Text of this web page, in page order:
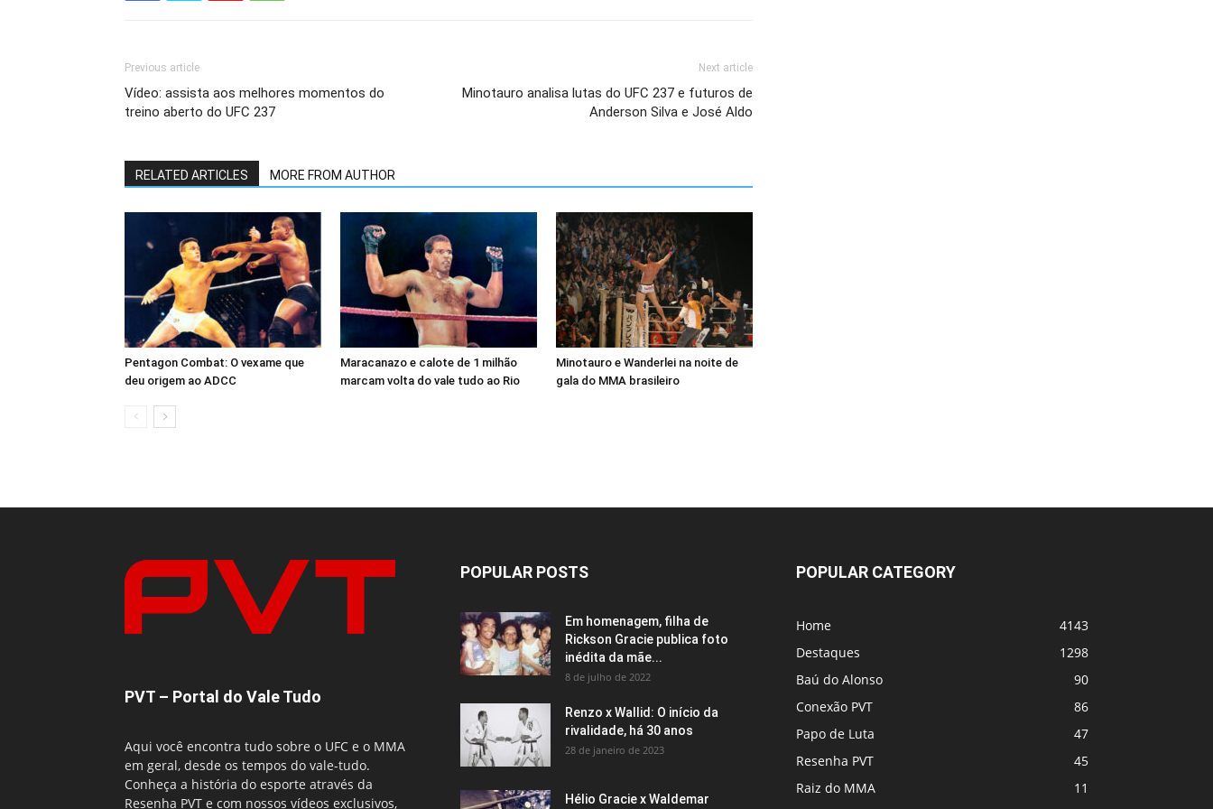
Previous article
Vídeo: assista aos melhores momentos do
treino aberto do UFC 237
Next article
Minotauro analisa lutas do UFC 237 e futuros de
Anderson Silva e José Aldo
RELATED ARTICLES MORE FROM AUTHOR
Pentagon Combat: O vexame que
deu origem ao ADCC
Maracanazo e calote de 1 milhão
marcam volta do vale tudo ao Rio
Minotauro e Wanderlei na noite de
gala do MMA brasileiro
PVT – Portal do Vale Tudo
Aqui você encontra tudo sobre o UFC e o MMA
em geral, desde os tempos do vale-tudo.
Conheça a história do esporte através da
Resenha PVT e com nossos vídeos exclusivos,
POPULAR POSTS
Em homenagem, filha de
Rickson Gracie publica foto
inédita da mãe...
8 de julho de 2022
Renzo x Wallid: O início da
rivalidade, há 30 anos
28 de janeiro de 2023
Hélio Gracie x Waldemar
POPULAR CATEGORY
Home
4143
Destaques
1298
Baú do Alonso
90
Conexão PVT
86
Papo de Luta
47
Resenha PVT
45
Raiz do MMA
11